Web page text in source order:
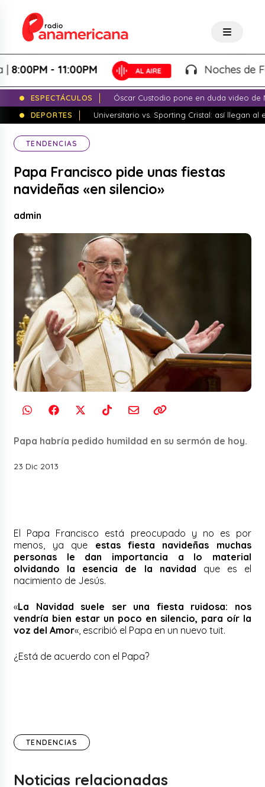
- 11:00PM Noches de
ESPECTÁCULOS
Óscar Custodio pone en duda video de
DEPORTES
Universitario vs. Sporting Cristal: así llegan al
TENDENCIAS
Papa Francisco pide unas fiestas
navideñas «en silencio»
admin
Papa habría pedido humildad en su sermón de hoy.
23 Dic 2013
El Papa Francisco está preocupado y no es por
menos, ya que estas fiesta navideñas muchas
personas le dan importancia a lo material
olvidando la esencia de la navidad que es el
nacimiento de Jesús.
«La Navidad suele ser una fiesta ruidosa: nos
vendría bien estar un poco en silencio, para oír la
voz del Amor«, escribió el Papa en un nuevo tuit.
¿Está de acuerdo con el Papa?
TENDENCIAS
Noticias relacionadas